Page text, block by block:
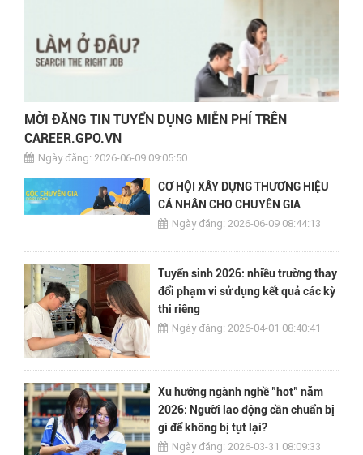
MỜI ĐĂNG TIN TUYỂN DỤNG MIỄN PHÍ TRÊN
CAREER.GPO.VN
Ngày đăng: 2026-06-09 09:05:50
CƠ HỘI XÂY DỰNG THƯƠNG HIỆU
CÁ NHÂN CHO CHUYÊN GIA
Ngày đăng: 2026-06-09 08:44:13
Tuyển sinh 2026: nhiều trường thay
đổi phạm vi sử dụng kết quả các kỳ
thi riêng
Ngày đăng: 2026-04-01 08:40:41
Xu hướng ngành nghề "hot" năm
2026: Người lao động cần chuẩn bị
gì để không bị tụt lại?
Ngày đăng: 2026-03-31 08:09:33